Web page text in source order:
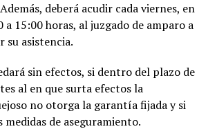
deberá acudir cada viernes, en
15:00 horas, al juzgado de amparo a
su asistencia.
sin efectos, si dentro del plazo de
al en que surta efectos la
no otorga la garantía fijada y si
de aseguramiento.